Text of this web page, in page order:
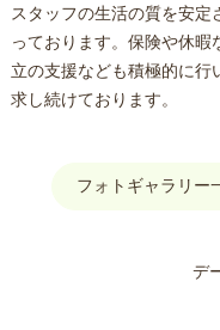
スタッフの生活の質を安
っております。保険や休
立の支援なども積極的に
求し続けております。
フォトギャラリー
デ